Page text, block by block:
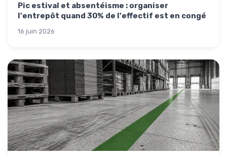
Pic estival et absentéisme : organiser
l'entrepôt quand 30% de l'effectif est en congé
16 juin 2026